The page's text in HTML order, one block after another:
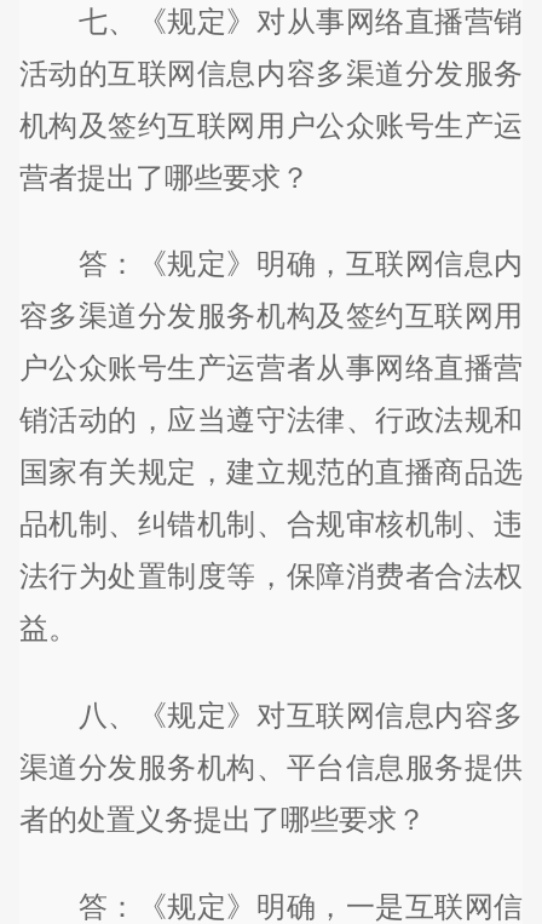
七、《规定》对从事网络直播营销
活动的互联网信息内容多渠道分发服务
机构及签约互联网用户公众账号生产运
营者提出了哪些要求？
答：《规定》明确，互联网信息内
容多渠道分发服务机构及签约互联网用
户公众账号生产运营者从事网络直播营
销活动的，应当遵守法律、行政法规和
国家有关规定，建立规范的直播商品选
品机制、纠错机制、合规审核机制、违
法行为处置制度等，保障消费者合法权
益。
八、《规定》对互联网信息内容多
渠道分发服务机构、平台信息服务提供
者的处置义务提出了哪些要求？
答：《规定》明确，一是互联网信